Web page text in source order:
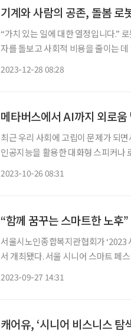
기계와 사람의 공존, 돌봄 로
“가치 있는 일에 대한 열정입니다.”
자를 돌보고 사회적 비용을 줄이는
2023-12-28 08:28
메타버스에서 AI까지 외로움
최근 우리 사회에 고립이 문제가 되
인공지능을 활용한 대화형 스피커나 로봇 등이 등장하
2023-10-26 08:31
“함께 꿈꾸는 스마트한 노후
서울시노인종합복지관협회가 ‘2023
서 개최됐다. 서울 시니어 스마트 페
2023-09-27 14:31
캐어유, ‘시니어 비스니스 탐